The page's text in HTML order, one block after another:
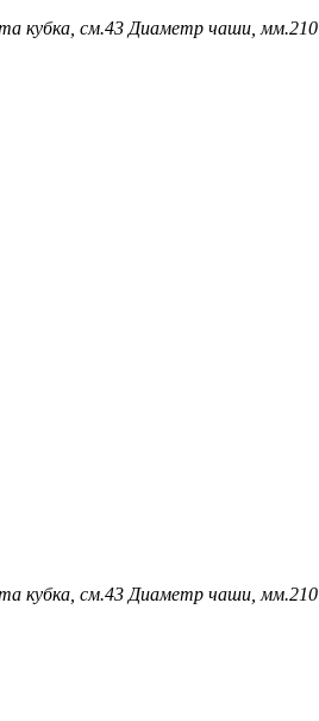
кубка, см.43 Диаметр чаши, мм.210
кубка, см.43 Диаметр чаши, мм.210